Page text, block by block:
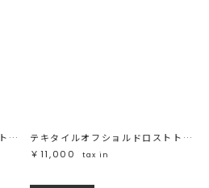
テキタイルオフショルドロストトップス
テキタイルオフショルドロストトップス
￥11,000
tax in